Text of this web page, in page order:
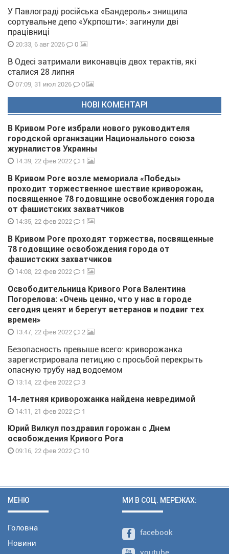
У Павлограді російська «Бандероль» знищила
сортувальне депо «Укрпошти»: загинули дві
працівниці
20:33, 6 авг 2026 0
В Одесі затримали виконавців двох терактів, які
сталися 28 липня
07:09, 31 июл 2026 0
НОВІ КОМЕНТАРІ
В Кривом Роге избрали нового руководителя
городской организации Национального союза
журналистов Украины
14:39, 22 фев 2022 1
В Кривом Роге возле мемориала «Победы»
проходит торжественное шествие криворожан,
посвященное 78 годовщине освобождения города
от фашистских захватчиков
14:35, 22 фев 2022 1
В Кривом Роге проходят торжества, посвященные
78 годовщине освобождения города от
фашистских захватчиков
14:08, 22 фев 2022 1
Освободительница Кривого Рога Валентина
Погорелова: «Очень ценно, что у нас в городе
сегодня ценят и берегут ветеранов и подвиг тех
времен»
13:47, 22 фев 2022 2
Безопасность превыше всего: криворожанка
зарегистрировала петицию с просьбой перекрыть
опасную трубу над водоемом
13:14, 22 фев 2022 3
14-летняя криворожанка найдена невредимой
14:11, 21 фев 2022 1
Юрий Вилкул поздравил горожан с Днем
освобождения Кривого Рога
09:16, 22 фев 2022 10
МЕНЮ
Головна
Новини
МИ В СОЦ. МЕРЕЖАХ:
facebook